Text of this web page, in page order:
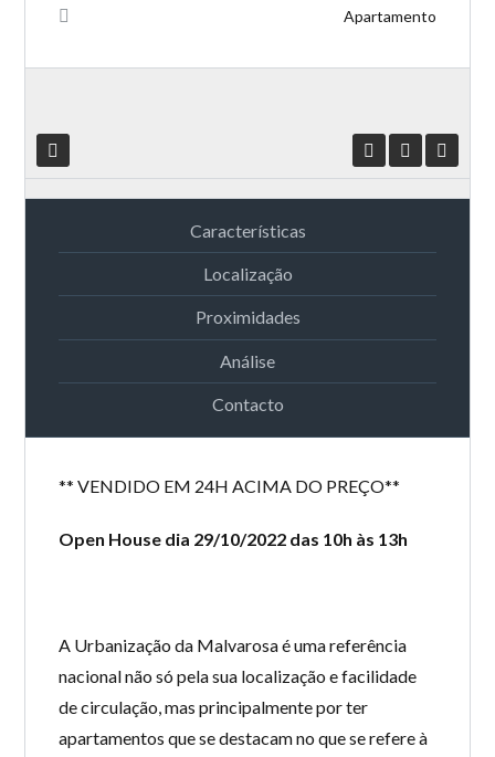
Apartamento
Características
Localização
Proximidades
Análise
Contacto
** VENDIDO EM 24H ACIMA DO PREÇO**
Open House dia 29/10/2022 das 10h às 13h
A Urbanização da Malvarosa é uma referência
nacional não só pela sua localização e facilidade
de circulação, mas principalmente por ter
apartamentos que se destacam no que se refere à